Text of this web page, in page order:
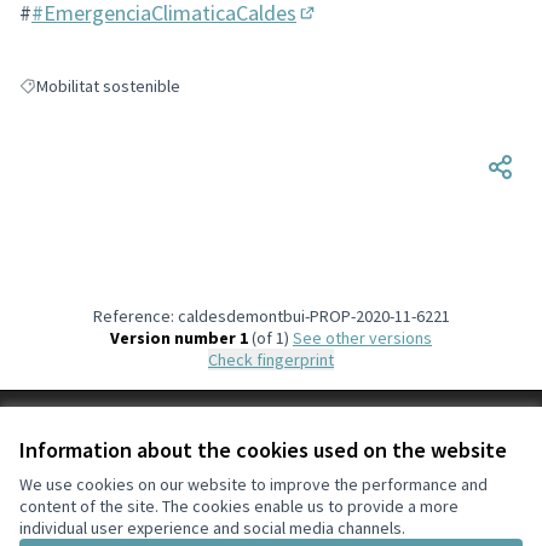
Information about the cookies used on the website
We use cookies on our website to improve the performance and
content of the site. The cookies enable us to provide a more
individual user experience and social media channels.
##EmergenciaClimaticaCaldes
Filter results for: Mobilitat sostenible
Mobilitat sostenible
Reference: caldesdemontbui-PROP-2020-11-6221
Version number 1(of 1)
see other versions
Check fingerprint
Cookie settings
#CaldesDecidim at X
(External link)
#CaldesDecidim at Facebook
(External link)
#CaldesDecidim at Instagram
(External link)
#CaldesDecidim at YouTube
(External link)
English
Triar la llengua Elegir el idiomaChoose language